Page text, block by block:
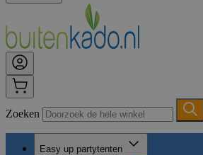
Zoeken
Easy up partytenten